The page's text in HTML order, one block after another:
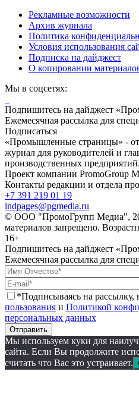
Рекламные возможности
Архив журнала
Политика
Условия использования
Подписка на дайджест
О копировании
Мы в соцсетях:
Подпишитесь на дайджест
Ежемесячная рассылка для
Подписаться
«Промышленные страницы» -
журнал для руководителей и
производственных предприятий.
Проект компании PromoGroup
Контакты редакции и отдела
+7 391 219 01 19
indpages@pgmedia.ru
© ООО "ПромоГрупп Медиа",
материалов запрещено.
16+
Подпишитесь на дайджест
Ежемесячная рассылка для
*Подписываясь на рассылку,
пользования и Политикой
персональных данных
Отправить
Мы используем куки для
сайта. Если Вы продолжите
считать что Вас это устраивает.